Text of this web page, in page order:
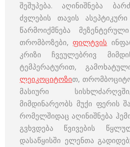
შეშუპება. აღინიშნება
ძვლების თავის
წარმოიქმნება
თრომბოზები,ფილტვის
კრიზი ჩვეულებრივ
ტემპერატურით,
ლეიკოციტოზით,
მასიური
მიმდინარეობს მუქი ფერის
რომელშიდაც აღინიშნება
გვხვდება წვივების
დასაწყისში ელენთა